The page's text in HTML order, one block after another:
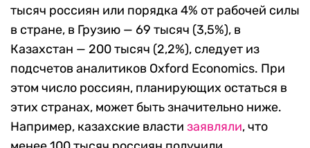
тысяч россиян или порядка 4% от рабочей силы
в стране, в Грузию — 69 тысяч (3,5%), в
Казахстан — 200 тысяч (2,2%), следует из
подсчетов аналитиков Oxford Economics. При
этом число россиян, планирующих остаться в
этих странах, может быть значительно ниже.
Например, казахские власти заявляли, что